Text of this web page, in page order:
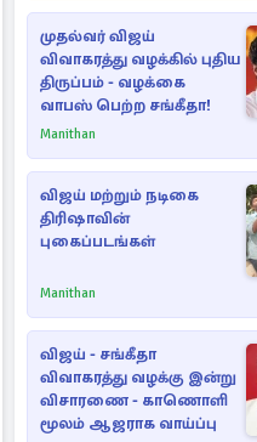
முதல்வர் விஜய்
விவாகரத்து வழக்கில் புதிய
திருப்பம் - வழக்கை
வாபஸ் பெற்ற சங்கீதா!
Manithan
விஜய் மற்றும் நடிகை
திரிஷாவின்
புகைப்படங்கள்
Manithan
விஜய் - சங்கீதா
விவாகரத்து வழக்கு இன்று
விசாரணை - காணொளி
மூலம் ஆஜராக வாய்ப்பு